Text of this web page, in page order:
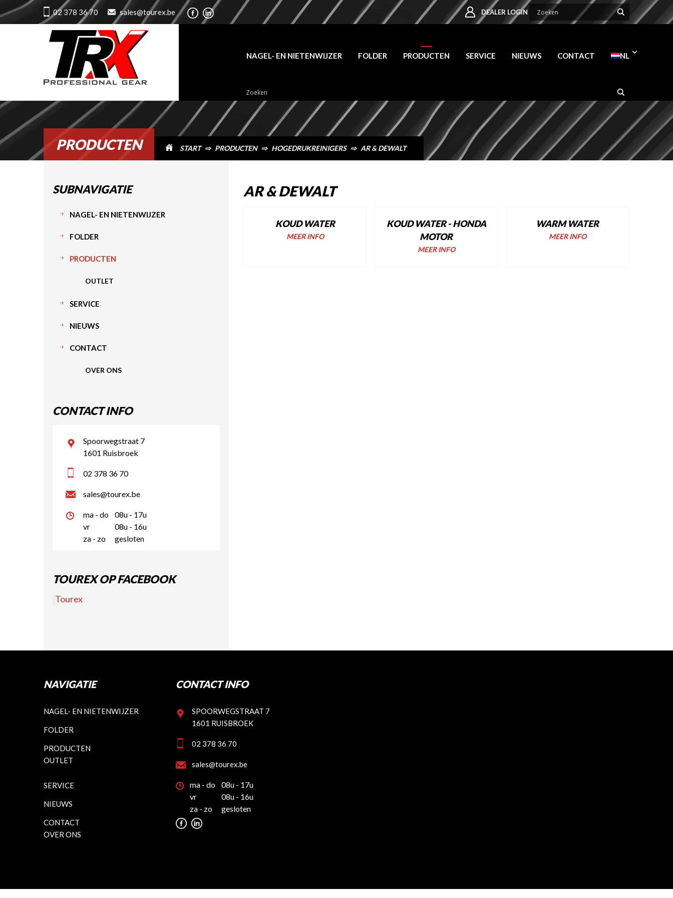
PRODUCTEN START ⇨ PRODUCTEN ⇨ HOGEDRUKREINIGERS ⇨ AR & DEWALT
02 378 36 70 sales@tourex.be DEALER LOGIN
NAGEL- EN NIETENWIJZER FOLDER PRODUCTEN SERVICE NIEUWS CONTACT NL
AR & DEWALT
KOUD WATER
MEER INFO
KOUD WATER - HONDA
MOTOR
MEER INFO
WARM WATER
MEER INFO
SUBNAVIGATIE
NAGEL- EN NIETENWIJZER
FOLDER
PRODUCTEN
OUTLET
SERVICE
NIEUWS
CONTACT
OVER ONS
CONTACT INFO
Spoorwegstraat 7
1601 Ruisbroek
02 378 36 70
sales@tourex.be
ma - do
08u - 17u
vr
08u - 16u
za - zo
gesloten
TOUREX OP FACEBOOK
Tourex
NAVIGATIE
NAGEL- EN NIETENWIJZER
FOLDER
PRODUCTEN
OUTLET
SERVICE
NIEUWS
CONTACT
OVER ONS
CONTACT INFO
SPOORWEGSTRAAT 7
1601 RUISBROEK
02 378 36 70
sales@tourex.be
ma - do
08u - 17u
vr
08u - 16u
za - zo
gesloten